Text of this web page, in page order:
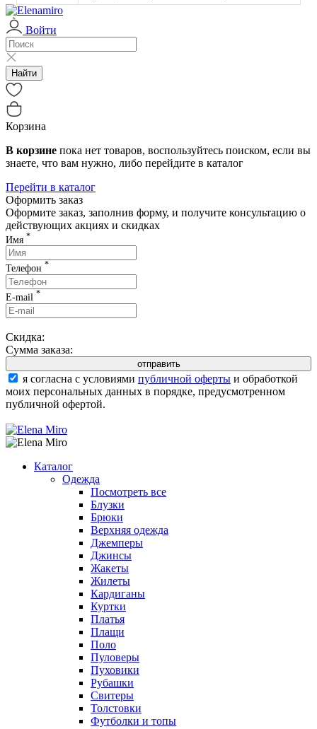
Войти
Найти
Корзина
В корзине пока нет товаров, воспользуйтесь поиском, если вы
знаете, что вам нужно, либо перейдите в каталог
Перейти в каталог
Оформить заказ
Оформите заказ, заполнив форму, и получите консультацию о
действующих акциях и скидках
Имя *
Телефон *
E-mail *
Скидка:
Сумма заказа:
я согласна с условиями публичной оферты и обработкой
моих персональных данных в порядке, предусмотренном
публичной офертой.
Каталог
Одежда
Посмотреть все
Блузки
Брюки
Верхняя одежда
Джемперы
Джинсы
Жакеты
Жилеты
Кардиганы
Куртки
Платья
Плащи
Поло
Пуловеры
Пуховики
Рубашки
Свитеры
Толстовки
Футболки и топы